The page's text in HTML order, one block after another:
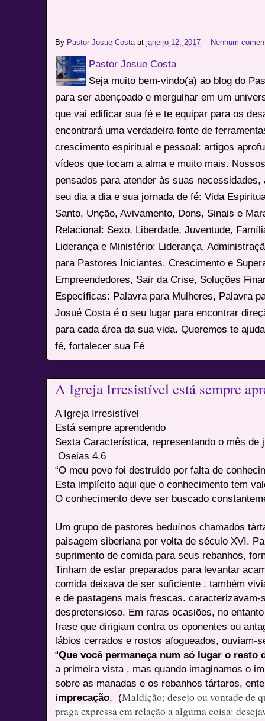
By Pastor Josue Costa atjaneiro 12, 2017 Nenhum
Pastor Josue Costa
Seja muito bem-vindo(a) ao blog do
para ser abençoado e mergulhar em um
que vai edificar sua fé e te equipar para os
encontrará uma verdadeira fonte de
crescimento espiritual e pessoal: artigos
vídeos que tocam a alma e muito mais.
pensados para atender às suas
seu dia a dia e sua jornada de fé: Vida
Santo, Unção, Avivamento, Dons, Sinais e
Relacional: Sexo, Liberdade, Juventude,
Liderança e Ministério: Liderança,
para Pastores Iniciantes. Crescimento e
Empreendedores, Sair da Crise, Soluções
Específicas: Palavra para Mulheres, Palavra
Josué Costa é o seu lugar para encontrar
para cada área da sua vida. Queremos te
fé, fortalecer sua Fé
A Igreja Irresistível está sempre
A Igreja Irresistível
Está sempre aprendendo
Sexta Característica, representando o mês de
Oseias 4.6
“O meu povo foi destruído por falta de
Esta implícito aqui que o conhecimento tem
O conhecimento deve ser buscado
Um grupo de pastores beduínos chamados
paisagem siberiana por volta de século XVI.
suprimento de comida para seus rebanhos,
Tinham de estar preparados para levantar
comida deixava de ser suficiente . também
e de pastagens mais frescas.
despretensioso. Em raras ocasiões, no
frase que dirigiam contra os oponentes ou
lábios cerrados e rostos afogueados, ouviam-
“Que você permaneça num só lugar o resto
a primeira vista , mas quando imaginamos o
sobre as manadas e os rebanhos tártaros,
imprecação. (Maldição; desejo ou vontade de
praga expressa em relação a alguma coisa: